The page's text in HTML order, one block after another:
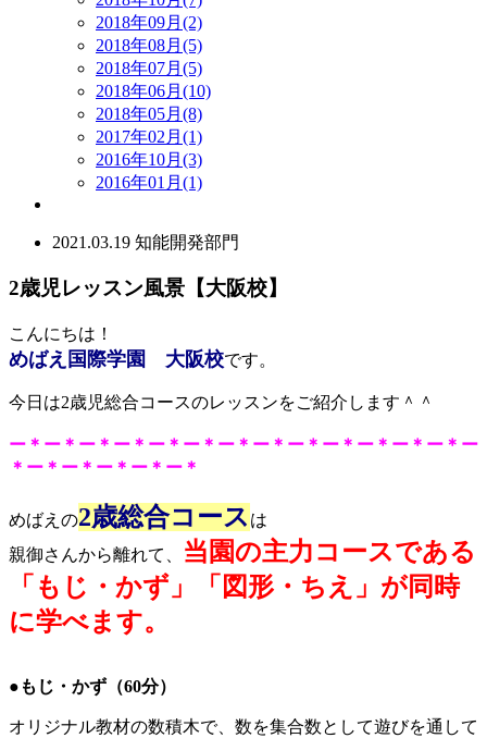
2018年09月(2)
2018年08月(5)
2018年07月(5)
2018年06月(10)
2018年05月(8)
2017年02月(1)
2016年10月(3)
2016年01月(1)
2021.03.19 知能開発部門
2歳児レッスン風景【大阪校】
こんにちは！
めばえ国際学園 大阪校です。
今日は2歳児総合コースのレッスンをご紹介します＾＾
ー＊ー＊ー＊ー＊ー＊ー＊ー＊ー＊ー＊ー＊ー＊ー＊ー＊ー
＊ー＊ー＊ー＊ー＊ー＊
めばえの2歳総合コース は
親御さんから離れて、
当園の主力コースである
「もじ・かず」「図形・ちえ」が同時
に学べます。
●もじ・かず（60分）
オリジナル教材の数積木で、数を集合数として遊びを通して